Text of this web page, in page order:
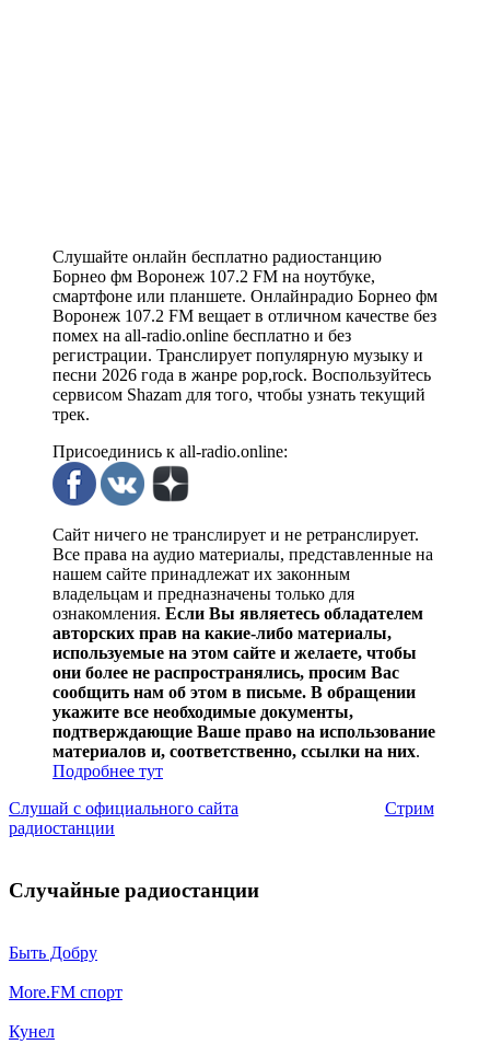
Слушайте онлайн бесплатно радиостанцию
Борнео фм Воронеж 107.2 FM на ноутбуке,
смартфоне или планшете. Онлайнрадио Борнео фм
Воронеж 107.2 FM вещает в отличном качестве без
помех на all-radio.online бесплатно и без
регистрации. Транслирует популярную музыку и
песни 2026 года в жанре pop,rock. Воспользуйтесь
сервисом Shazam для того, чтобы узнать текущий
трек.
Присоединись к all-radio.online:
Сайт ничего не транслирует и не ретранслирует.
Все права на аудио материалы, представленные на
нашем сайте принадлежат их законным
владельцам и предназначены только для
ознакомления. Если Вы являетесь обладателем
авторских прав на какие-либо материалы,
используемые на этом сайте и желаете, чтобы
они более не распространялись, просим Вас
сообщить нам об этом в письме. В обращении
укажите все необходимые документы,
подтверждающие Ваше право на использование
материалов и, соответственно, ссылки на них.
Подробнее тут
Слушай с официального сайта
Стрим
радиостанции
Случайные радиостанции
Быть Добру
More.FM спорт
Кунел